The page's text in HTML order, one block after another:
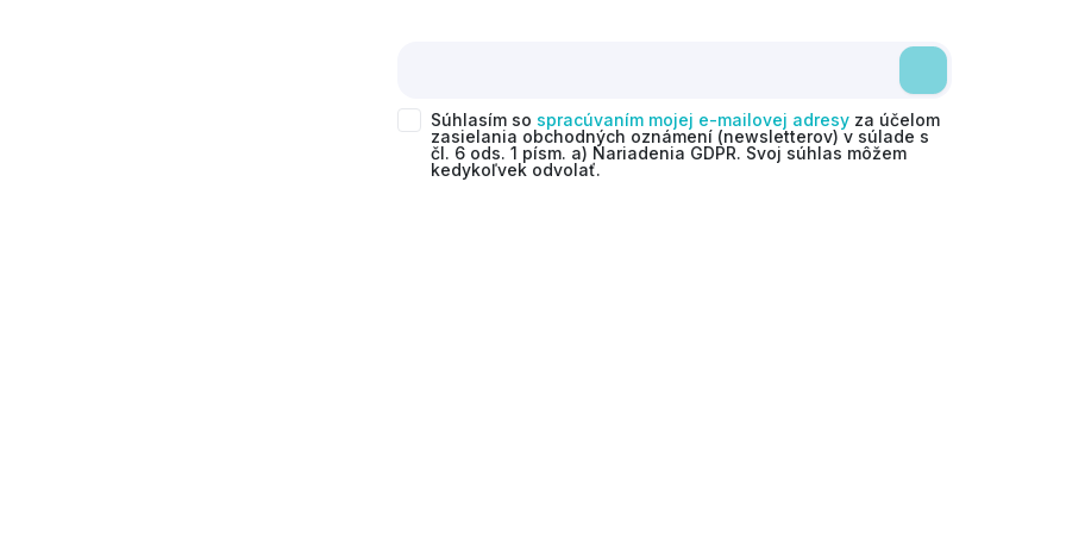
Súhlasím so spracúvaním mojej e-mailovej adresy za účelom
zasielania obchodných oznámení (newsletterov) v súlade s
čl. 6 ods. 1 písm. a) Nariadenia GDPR. Svoj súhlas môžem
kedykoľvek odvolať.